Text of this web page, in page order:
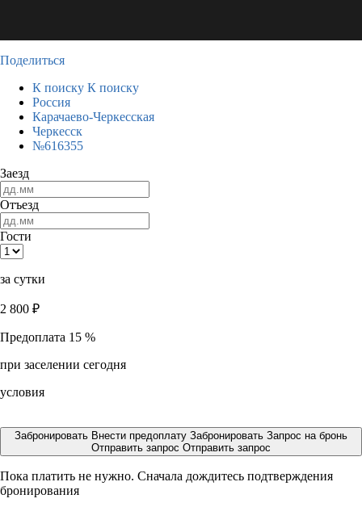
Поделиться
К поиску К поиску
Россия
Карачаево-Черкесская
Черкесск
№616355
Заезд
Отъезд
Гости
за сутки
2 800 ₽
Предоплата 15 %
при заселении сегодня
условия
Забронировать Внести предоплату Забронировать Запрос на бронь
Отправить запрос Отправить запрос
Пока платить не нужно. Сначала дождитесь подтверждения
бронирования